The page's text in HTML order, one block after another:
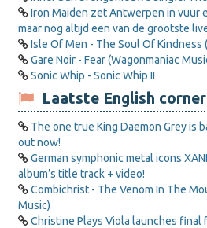
Iron Maiden zet Antwerpen in vuur
maar nog altijd een van de grootste
Isle Of Men - The Soul Of Kindness
Gare Noir - Fear (Wagonmaniac
Sonic Whip - Sonic Whip II
Laatste English corner
The one true King Daemon Grey is
out now!
German symphonic metal icons
album’s title track + video!
Combichrist - The Venom In The
Music)
Christine Plays Viola launches final